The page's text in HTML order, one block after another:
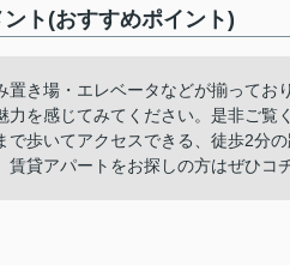
ト(おすすめポイント)
置き場・エレベータなどが揃って
力を感じてみてください。是非ご
で歩いてアクセスできる、徒歩2分
賃貸アパートをお探しの方はぜひコ